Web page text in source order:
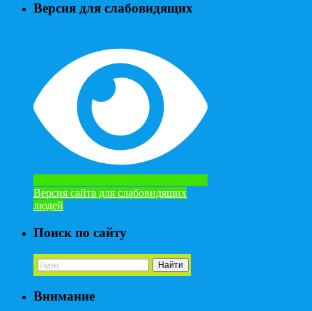
Версия для слабовидящих
Версия сайта для слабовидящих
людей
Поиск по сайту
Внимание